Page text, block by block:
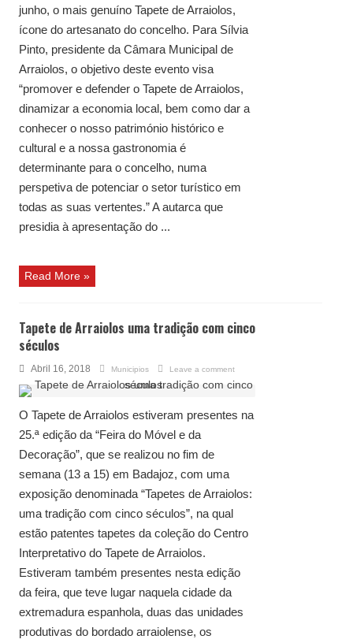
junho, o mais genuíno Tapete de Arraiolos,
ícone do artesanato do concelho. Para Sílvia
Pinto, presidente da Câmara Municipal de
Arraiolos, o objetivo deste evento visa
“promover e defender o Tapete de Arraiolos,
dinamizar a economia local, bem como dar a
conhecer o nosso património histórico e
cultural e a nossa gastronomia é
determinante para o concelho, numa
perspetiva de potenciar o setor turístico em
todas as suas vertentes.” A autarca que
presidia à apresentação do ...
Read More »
Tapete de Arraiolos uma tradição com cinco
séculos
Abril 16, 2018 Municipios Leave a comment
O Tapete de Arraiolos estiveram presentes na
25.ª edição da “Feira do Móvel e da
Decoração”, que se realizou no fim de
semana (13 a 15) em Badajoz, com uma
exposição denominada “Tapetes de Arraiolos:
uma tradição com cinco séculos”, na qual
estão patentes tapetes da coleção do Centro
Interpretativo do Tapete de Arraiolos.
Estiveram também presentes nesta edição
da feira, que teve lugar naquela cidade da
extremadura espanhola, duas das unidades
produtivas do bordado arraiolense, os